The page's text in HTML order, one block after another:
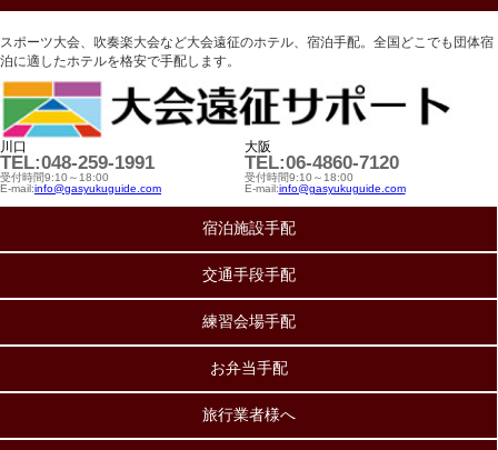
スポーツ大会、吹奏楽大会など大会遠征のホテル、宿泊手配。全国どこでも団体宿
泊に適したホテルを格安で手配します。
川口
TEL:048-259-1991
受付時間9:10～18:00
E-mail:info@gasyukuguide.com
大阪
TEL:06-4860-7120
受付時間9:10～18:00
E-mail:info@gasyukuguide.com
宿泊施設手配
交通手段手配
練習会場手配
お弁当手配
旅行業者様へ